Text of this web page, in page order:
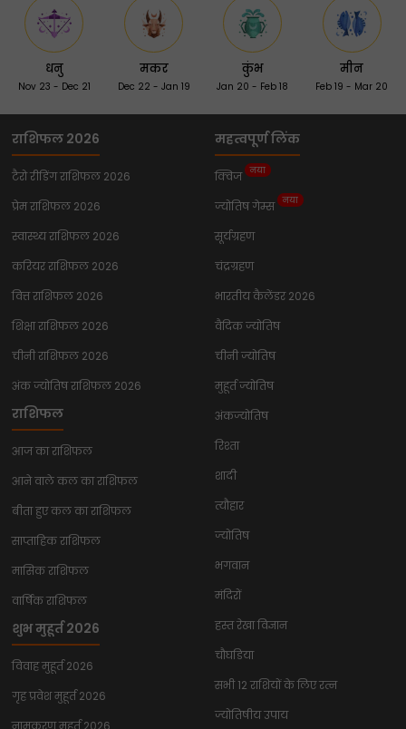
धनु
Nov 23 - Dec 21
मकर
Dec 22 - Jan 19
कुंभ
Jan 20 - Feb 18
मीन
Feb 19 - Mar 20
राशिफल 2026
टैरो रीडिंग राशिफल 2026
प्रेम राशिफल 2026
स्वास्थ्य राशिफल 2026
करियर राशिफल 2026
वित्त राशिफल 2026
शिक्षा राशिफल 2026
चीनी राशिफल 2026
अंक ज्योतिष राशिफल 2026
राशिफल
आज का राशिफल
आने वाले कल का राशिफल
बीता हुए कल का राशिफल
साप्ताहिक राशिफल
मासिक राशिफल
वार्षिक राशिफल
शुभ मुहूर्त 2026
विवाह मुहूर्त 2026
गृह प्रवेश मुहूर्त 2026
नामकरण मुहूर्त 2026
महत्वपूर्ण लिंक
क्विज नया
ज्योतिष गेम्स नया
सूर्यग्रहण
चंद्रग्रहण
भारतीय कैलेंडर 2026
वैदिक ज्योतिष
चीनी ज्योतिष
मुहूर्त ज्योतिष
अंकज्योतिष
रिश्ता
शादी
त्यौहार
ज्योतिष
भगवान
मंदिरों
हस्त रेखा विज्ञान
चौघडिया
सभी 12 राशियों के लिए रत्न
ज्योतिषीय उपाय